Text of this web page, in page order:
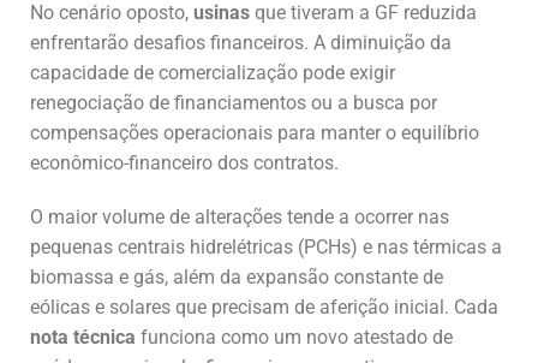
No cenário oposto, usinas que tiveram a GF reduzida
enfrentarão desafios financeiros. A diminuição da
capacidade de comercialização pode exigir
renegociação de financiamentos ou a busca por
compensações operacionais para manter o equilíbrio
econômico-financeiro dos contratos.
O maior volume de alterações tende a ocorrer nas
pequenas centrais hidrelétricas (PCHs) e nas térmicas a
biomassa e gás, além da expansão constante de
eólicas e solares que precisam de aferição inicial. Cada
nota técnica funciona como um novo atestado de